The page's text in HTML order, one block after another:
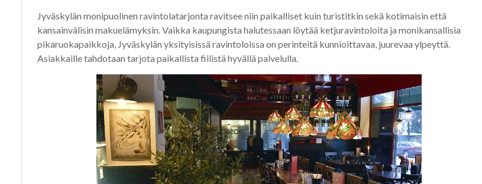
Jyväskylän monipuolinen ravintolatarjonta ravitsee niin paikalliset kuin turistitkin sekä kotimaisin että
kansainvälisin makuelämyksin. Vaikka kaupungista halutessaan löytää ketjuravintoloita ja monikansallisia
pikaruokapaikkoja, Jyväskylän yksityisissä ravintoloissa on perinteitä kunnioittavaa, juurevaa ylpeyttä.
Asiakkaille tahdotaan tarjota paikallista fiilistä hyvällä palvelulla.